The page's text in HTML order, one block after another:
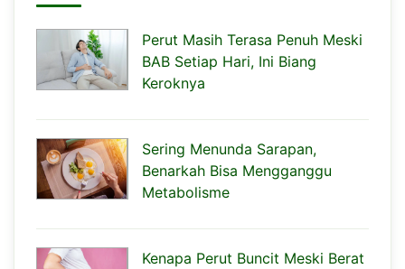
Perut Masih Terasa Penuh Meski
BAB Setiap Hari, Ini Biang
Keroknya
Sering Menunda Sarapan,
Benarkah Bisa Mengganggu
Metabolisme
Kenapa Perut Buncit Meski Berat